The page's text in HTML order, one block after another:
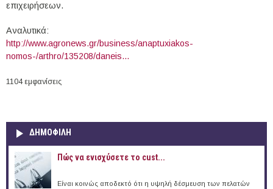
επιχειρήσεων.
Αναλυτικά:
http://www.agronews.gr/business/anaptuxiakos-
nomos-/arthro/135208/daneis...
1104 εμφανίσεις
ΔΗΜΟΦΙΛΗ
Πώς να ενισχύσετε το cust...
Είναι κοινώς αποδεκτό ότι η υψηλή δέσμευση των πελατών